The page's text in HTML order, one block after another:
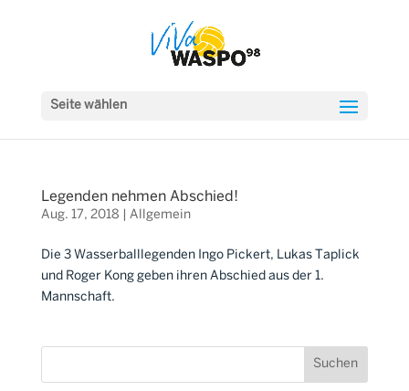
Seite wählen
Legenden nehmen Abschied!
Aug. 17, 2018 Allgemein
Die 3 Wasserballlegenden Ingo Pickert, Lukas Taplick
und Roger Kong geben ihren Abschied aus der 1.
Mannschaft.